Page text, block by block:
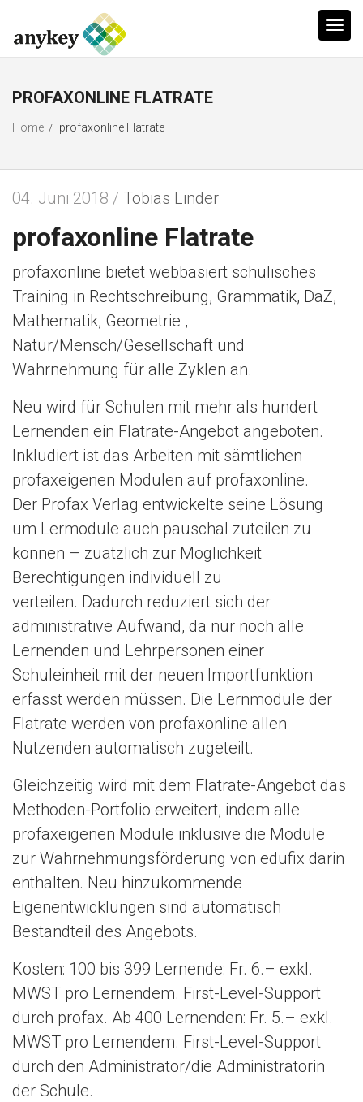
T
n
t
PROFAXONLINE FLATRATE
Home / profaxonline Flatrate
04. Juni 2018 / Tobias Linder
profaxonline Flatrate
profaxonline bietet webbasiert schulisches
Training in Rechtschreibung, Grammatik, DaZ,
Mathematik, Geometrie ,
Natur/Mensch/Gesellschaft und
Wahrnehmung für alle Zyklen an.
Neu wird für Schulen mit mehr als hundert
Lernenden ein Flatrate-Angebot angeboten.
Inkludiert ist das Arbeiten mit sämtlichen
profaxeigenen Modulen auf profaxonline.
Der Profax Verlag entwickelte seine Lösung
um Lermodule auch pauschal zuteilen zu
können – zuätzlich zur Möglichkeit
Berechtigungen individuell zu
verteilen. Dadurch reduziert sich der
administrative Aufwand, da nur noch alle
Lernenden und Lehrpersonen einer
Schuleinheit mit der neuen Importfunktion
erfasst werden müssen. Die Lernmodule der
Flatrate werden von profaxonline allen
Nutzenden automatisch zugeteilt.
Gleichzeitig wird mit dem Flatrate-Angebot das
Methoden-Portfolio erweitert, indem alle
profaxeigenen Module inklusive die Module
zur Wahrnehmungsförderung von edufix darin
enthalten. Neu hinzukommende
Eigenentwicklungen sind automatisch
Bestandteil des Angebots.
Kosten: 100 bis 399 Lernende: Fr. 6.– exkl.
MWST pro Lernendem. First-Level-Support
durch profax. Ab 400 Lernenden: Fr. 5.– exkl.
MWST pro Lernendem. First-Level-Support
durch den Administrator/die Administratorin
der Schule.